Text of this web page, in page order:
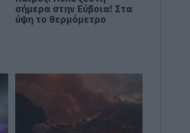
σήμερα στην Εύβοια! Στα
ύψη το θερμόμετρο